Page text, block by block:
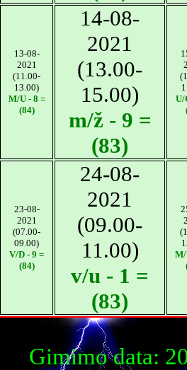
13-08-
2021
(11.00-
13.00)
M/U - 8 =
(84)
14-08-
2021
(13.00-
15.00)
m/ž - 9 =
(83)
U/
23-08-
2021
(07.00-
09.00)
V/D - 9 =
(84)
24-08-
2021
(09.00-
11.00)
v/u - 1 =
(83)
M/
Gimimo data: